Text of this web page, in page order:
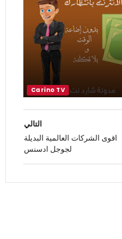
التالي
اقوى الشركات العالمية البديلة
لجوجل ادسنس